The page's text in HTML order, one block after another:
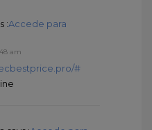
:Accede para
am
#